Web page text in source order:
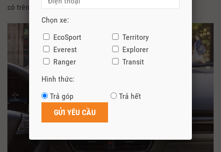
có trên phiên bản Ecosport 2018.
Chọn xe:
EcoSport
Territory
Everest
Explorer
Ranger
Transit
Hình thức:
Trả góp
Trả hết